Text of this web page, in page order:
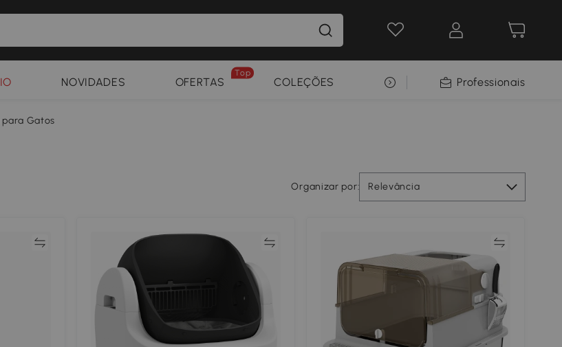
NOVIDADES OFERTAS
Top
COLEÇÕES SELEÇÃO PREMIUMProfessionais
Gatos
Organizar por: Relevância
Comparar